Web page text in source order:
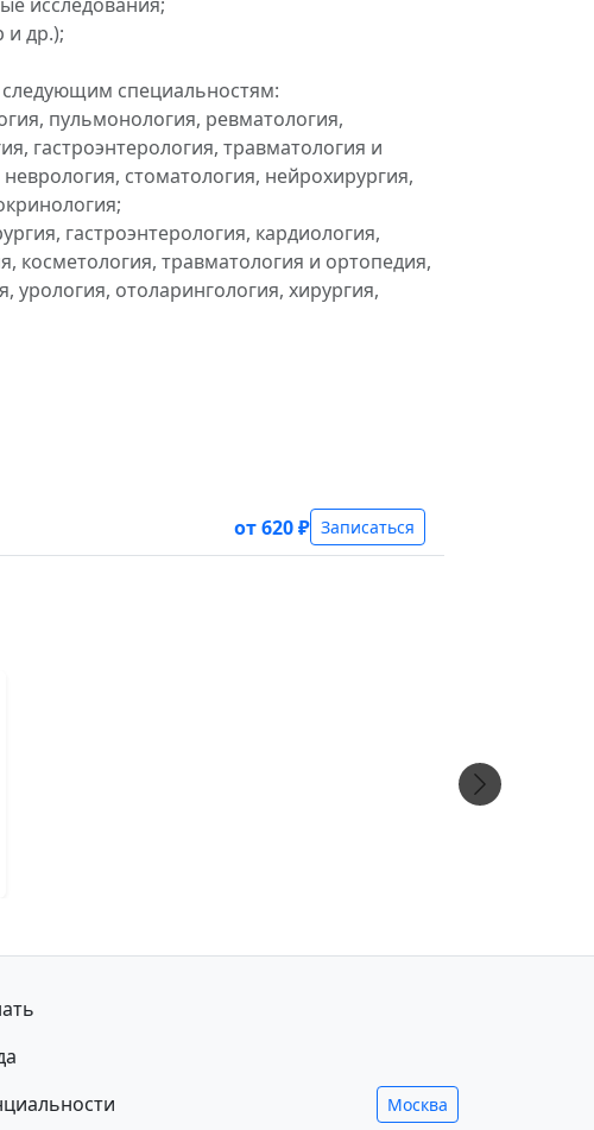
и др.);
специальностям:
пульмонология, ревматология,
гастроэнтерология, травматология и
стоматология, нейрохирургия,
гастроэнтерология, кардиология,
косметология, травматология и ортопедия,
урология, отоларингология, хирургия,
от 620 ₽ Записаться
Москва